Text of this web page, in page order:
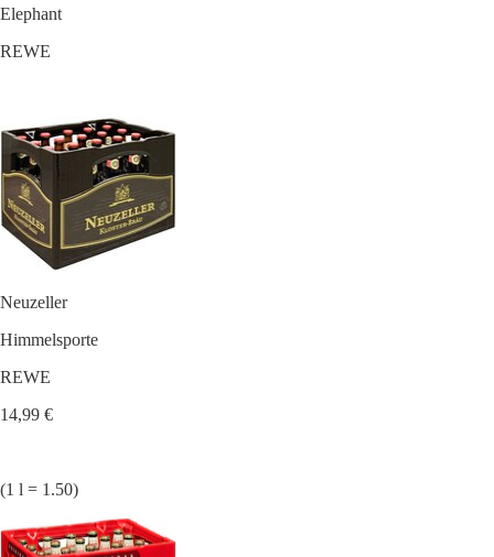
Elephant
REWE
Neuzeller
Himmelsporte
REWE
14,99 €
(1 l = 1.50)